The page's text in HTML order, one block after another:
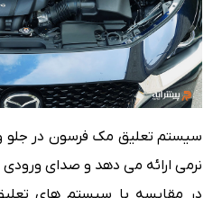
سیستم تعلیق مک فرسون در جلو
نرمی ارائه می دهد و صدای
در مقایسه با سیستم های